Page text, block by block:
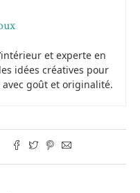
et experte en
idées créatives pour
goût et originalité.